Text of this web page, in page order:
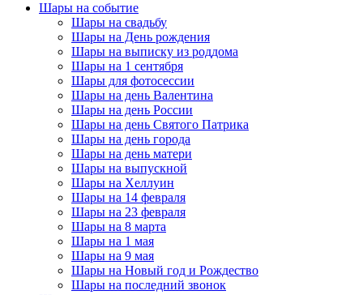
Шары на событие
Шары на свадьбу
Шары на День рождения
Шары на выписку из роддома
Шары на 1 сентября
Шары для фотосессии
Шары на день Валентина
Шары на день России
Шары на день Святого Патрика
Шары на день города
Шары на день матери
Шары на выпускной
Шары на Хеллуин
Шары на 14 февраля
Шары на 23 февраля
Шары на 8 марта
Шары на 1 мая
Шары на 9 мая
Шары на Новый год и Рождество
Шары на последний звонок